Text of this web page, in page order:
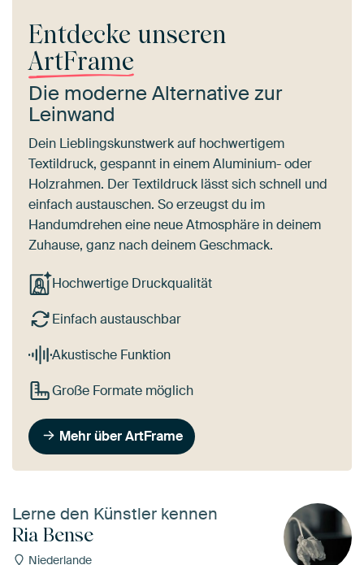
Entdecke unseren
ArtFrame
Die moderne Alternative zur
Leinwand
Dein Lieblingskunstwerk auf hochwertigem
Textildruck, gespannt in einem Aluminium- oder
Holzrahmen. Der Textildruck lässt sich schnell und
einfach austauschen. So erzeugst du im
Handumdrehen eine neue Atmosphäre in deinem
Zuhause, ganz nach deinem Geschmack.
Hochwertige Druckqualität
Einfach austauschbar
Akustische Funktion
Große Formate möglich
Mehr über ArtFrame
Lerne den Künstler kennen
Ria Bense
Niederlande